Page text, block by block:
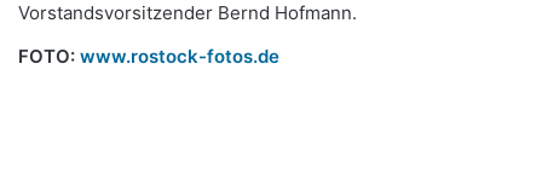
Vorstandsvorsitzender Bernd Hofmann.
FOTO: www.rostock-fotos.de